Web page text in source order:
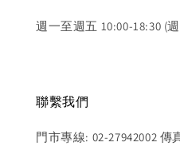
週一至週五 10:00-18:30 (
聯繫我們
門市專線: 02-27942002 傳